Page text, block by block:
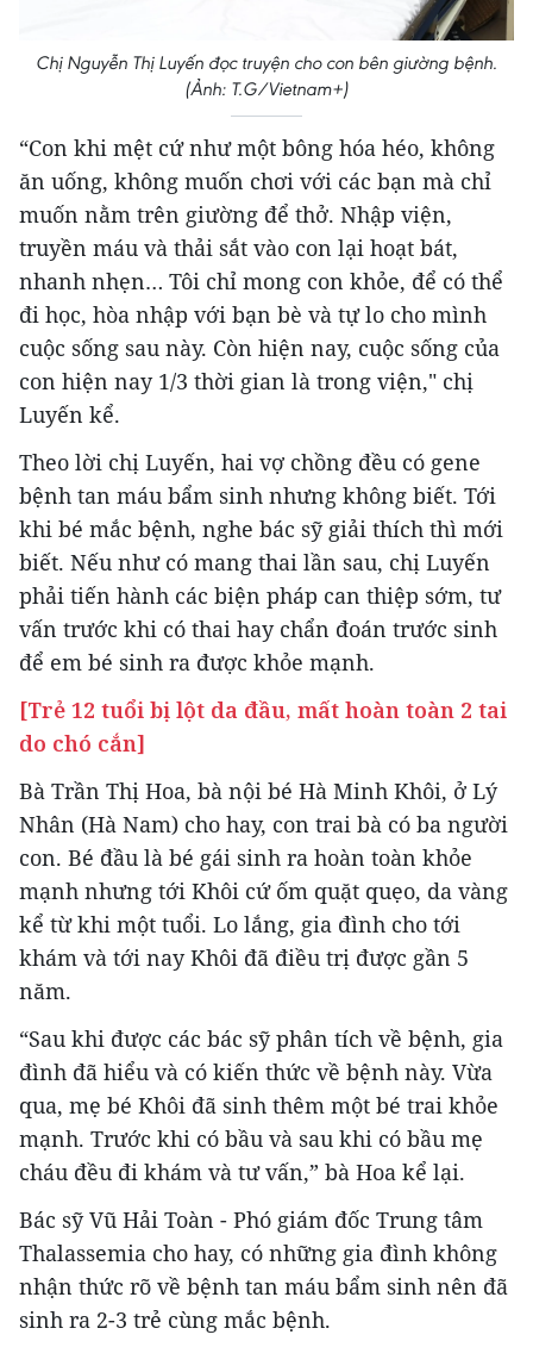
Chị Nguyễn Thị Luyến đọc truyện cho con bên giường bệnh.
(Ảnh: T.G/Vietnam+)
“Con khi mệt cứ như một bông hóa héo, không
ăn uống, không muốn chơi với các bạn mà chỉ
muốn nằm trên giường để thở. Nhập viện,
truyền máu và thải sắt vào con lại hoạt bát,
nhanh nhẹn… Tôi chỉ mong con khỏe, để có thể
đi học, hòa nhập với bạn bè và tự lo cho mình
cuộc sống sau này. Còn hiện nay, cuộc sống của
con hiện nay 1/3 thời gian là trong viện," chị
Luyến kể.
Theo lời chị Luyến, hai vợ chồng đều có gene
bệnh tan máu bẩm sinh nhưng không biết. Tới
khi bé mắc bệnh, nghe bác sỹ giải thích thì mới
biết. Nếu như có mang thai lần sau, chị Luyến
phải tiến hành các biện pháp can thiệp sớm, tư
vấn trước khi có thai hay chẩn đoán trước sinh
để em bé sinh ra được khỏe mạnh.
[Trẻ 12 tuổi bị lột da đầu, mất hoàn toàn 2 tai
do chó cắn]
Bà Trần Thị Hoa, bà nội bé Hà Minh Khôi, ở Lý
Nhân (Hà Nam) cho hay, con trai bà có ba người
con. Bé đầu là bé gái sinh ra hoàn toàn khỏe
mạnh nhưng tới Khôi cứ ốm quặt quẹo, da vàng
kể từ khi một tuổi. Lo lắng, gia đình cho tới
khám và tới nay Khôi đã điều trị được gần 5
năm.
“Sau khi được các bác sỹ phân tích về bệnh, gia
đình đã hiểu và có kiến thức về bệnh này. Vừa
qua, mẹ bé Khôi đã sinh thêm một bé trai khỏe
mạnh. Trước khi có bầu và sau khi có bầu mẹ
cháu đều đi khám và tư vấn,” bà Hoa kể lại.
Bác sỹ Vũ Hải Toàn - Phó giám đốc Trung tâm
Thalassemia cho hay, có những gia đình không
nhận thức rõ về bệnh tan máu bẩm sinh nên đã
sinh ra 2-3 trẻ cùng mắc bệnh.